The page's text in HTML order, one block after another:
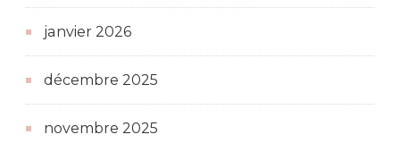
janvier 2026
décembre 2025
novembre 2025